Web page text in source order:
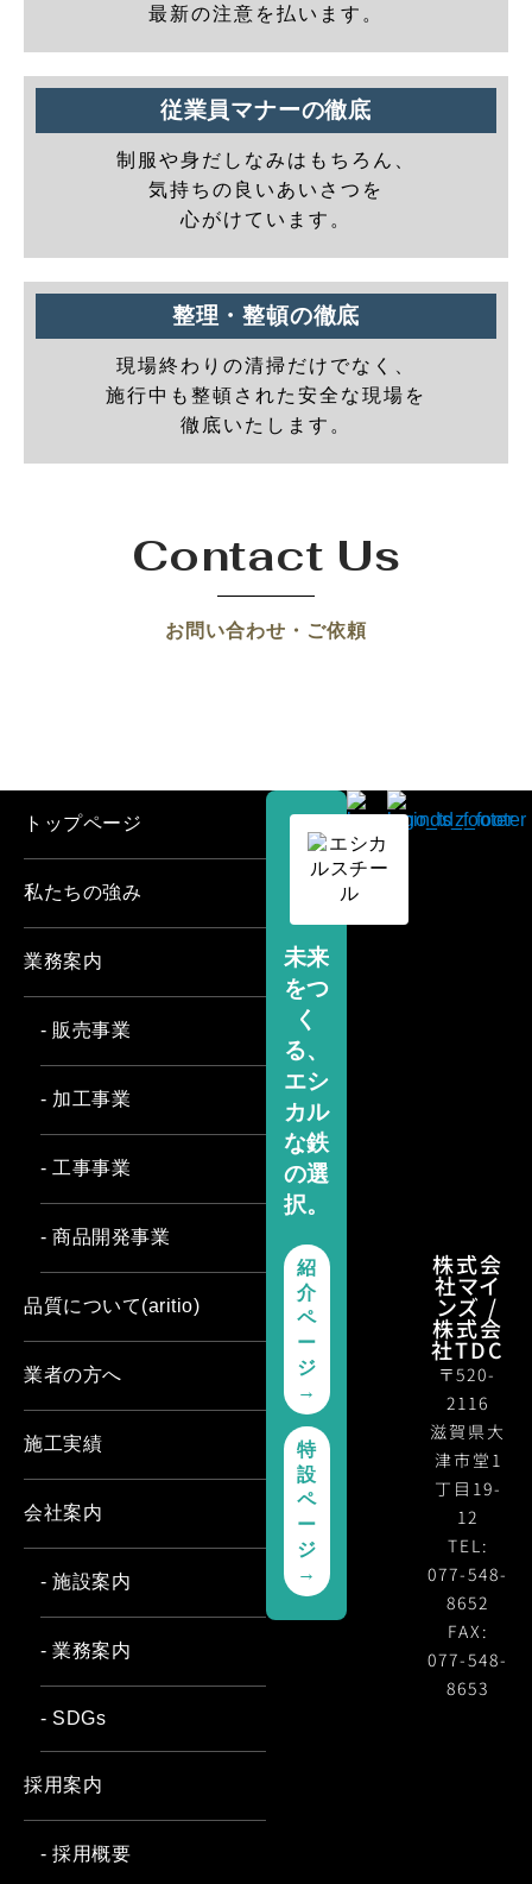
最新の注意を払います。
従業員マナーの徹底
制服や身だしなみはもちろん、
気持ちの良いあいさつを
心がけています。
整理・整頓の徹底
現場終わりの清掃だけでなく、
施行中も整頓された安全な現場を
徹底いたします。
Contact Us
お問い合わせ・ご依頼
株式会
社マイ
ンズ /
株式会
社TDC
〒520-
2116
滋賀県大
津市堂1
丁目19-
12
TEL:
077-548-
8652
FAX:
077-548-
8653
未来
をつ
く
る、
エシ
カル
な鉄
の選
択。
紹
介
ペ
ー
ジ
→
特
設
ペ
ー
ジ
→
トップページ
私たちの強み
業務案内
- 販売事業
- 加工事業
- 工事事業
- 商品開発事業
品質について(aritio)
業者の方へ
施工実績
会社案内
- 施設案内
- 業務案内
- SDGs
採用案内
- 採用概要